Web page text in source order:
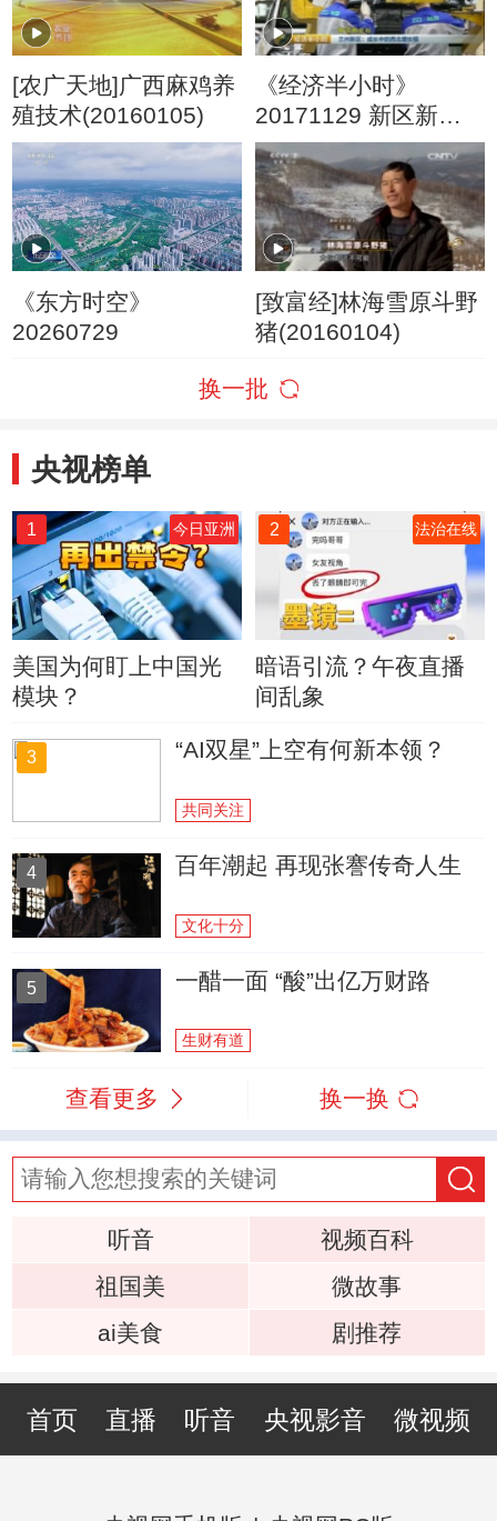
[农广天地]广西麻鸡养
殖技术(20160105)
《经济半小时》
20171129 新区新坐
标 兰州新区：成长中
的西北增长极
《东方时空》
20260729
[致富经]林海雪原斗野
猪(20160104)
换一批
央视榜单
1 今日亚洲
美国为何盯上中国光
模块？
2 法治在线
暗语引流？午夜直播
间乱象
3 “AI双星”上空有何新本领？
共同关注
4 百年潮起 再现张謇传奇人生
文化十分
5 一醋一面 “酸”出亿万财路
生财有道
查看更多 换一换
听音
视频百科
祖国美
微故事
ai美食
剧推荐
首页 直播 听音 央视影音 微视频